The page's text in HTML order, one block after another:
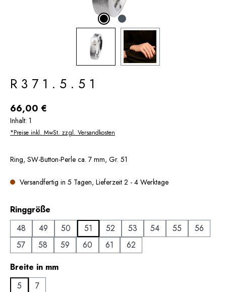
R371.5.51
Regulärer Preis:
66,00 €
Inhalt: 1
*Preise inkl. MwSt. zzgl. Versandkosten
Ring, SW-Button-Perle ca. 7 mm, Gr. 51
Versandfertig in 5 Tagen, Lieferzeit 2 - 4 Werktage
Ringgröße
48
49 50 51 52 53 54 55
56
57
58 59 60 61
62
Breite in mmauswählen
5
7